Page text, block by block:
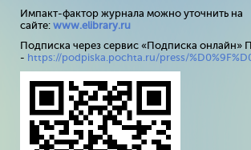
Импакт-фактор журнала можно уточнить на
сайте: www.elibrary.ru
Подписка через сервис «Подписка онлайн»
- https://podpiska.pochta.ru/press/